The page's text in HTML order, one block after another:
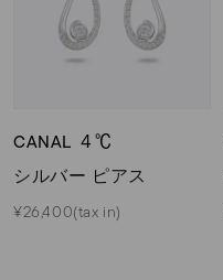
CANAL ４℃
シルバー ピアス
¥26,400(tax in)